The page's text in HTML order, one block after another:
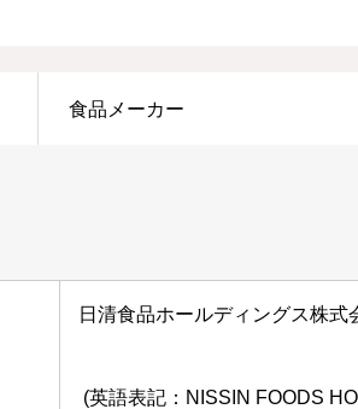
食品メーカー
日清食品ホールディングス株式
(英語表記：NISSIN FOODS